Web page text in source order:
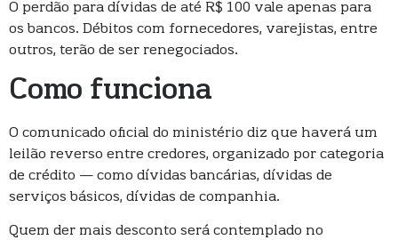
O perdão para dívidas de até R$ 100 vale apenas para
os bancos. Débitos com fornecedores, varejistas, entre
outros, terão de ser renegociados.
Como funciona
O comunicado oficial do ministério diz que haverá um
leilão reverso entre credores, organizado por categoria
de crédito — como dívidas bancárias, dívidas de
serviços básicos, dívidas de companhia.
Quem der mais desconto será contemplado no